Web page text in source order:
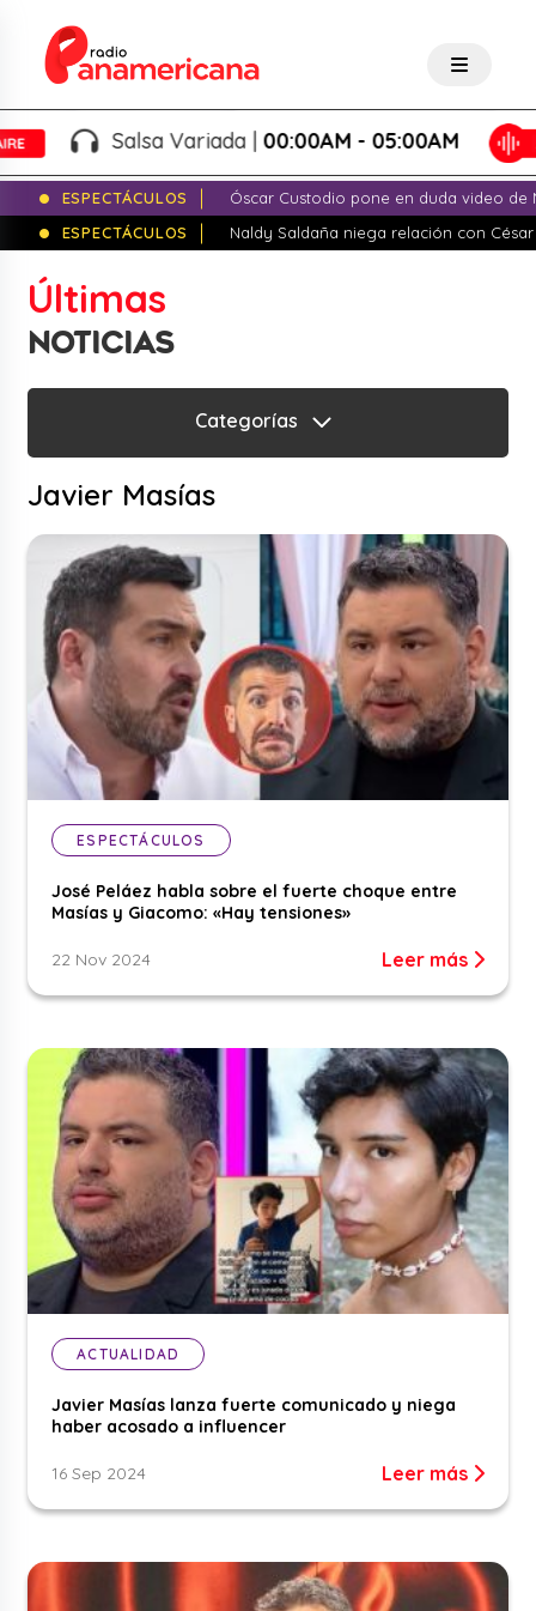
Salsa Variada |00:00AM - 05:00AM
ESPECTÁCULOS
Óscar Custodio pone en duda video de
ESPECTÁCULOS
Naldy Saldaña niega relación con
Últimas
NOTICIAS
Categorías
Javier Masías
ESPECTÁCULOS
José Peláez habla sobre el fuerte choque entre
Masías y Giacomo: «Hay tensiones»
22 Nov 2024 Leer más
ACTUALIDAD
Javier Masías lanza fuerte comunicado y niega
haber acosado a influencer
16 Sep 2024 Leer más